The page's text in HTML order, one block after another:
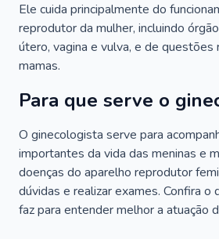
Ele cuida principalmente do
reprodutor da mulher, incluindo
útero, vagina e vulva, e de questões
mamas.
Para que serve o
O ginecologista serve para
importantes da vida das meninas e
doenças do aparelho reprodutor
dúvidas e realizar exames. Confira o
faz para entender melhor a atuação